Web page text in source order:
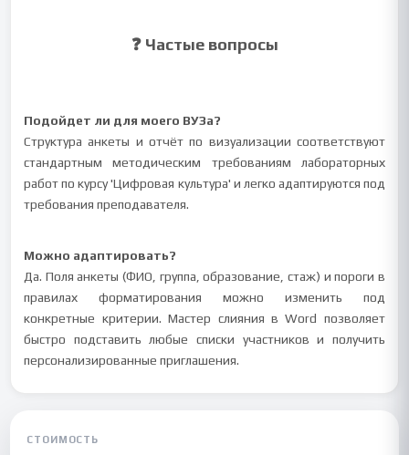
❓ Частые вопросы
Подойдет ли для моего ВУЗа?
Структура анкеты и отчёт по визуализации соответствуют
стандартным методическим требованиям лабораторных
работ по курсу 'Цифровая культура' и легко адаптируются под
требования преподавателя.
Можно адаптировать?
Да. Поля анкеты (ФИО, группа, образование, стаж) и пороги в
правилах форматирования можно изменить под
конкретные критерии. Мастер слияния в Word позволяет
быстро подставить любые списки участников и получить
персонализированные приглашения.
СТОИМОСТЬ